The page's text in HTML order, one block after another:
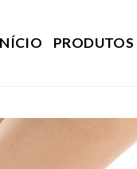
PRODUTOS